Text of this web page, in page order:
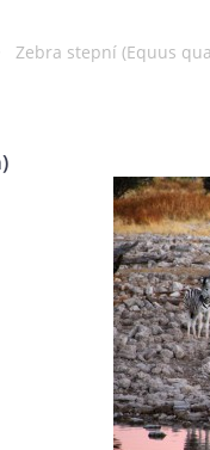
Zebra stepní (Equus